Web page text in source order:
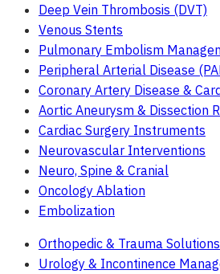
Deep Vein Thrombosis (DVT)
Venous Stents
Pulmonary Embolism
Peripheral Arterial Disease
Coronary Artery Disease &
Aortic Aneurysm & Dissection
Cardiac Surgery Instruments
Neurovascular Interventions
Neuro, Spine & Cranial
Oncology Ablation
Embolization
Orthopedic & Trauma Solutions
Urology & Incontinence